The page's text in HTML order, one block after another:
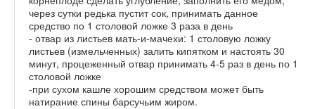
через сутки редька пустит сок, принимать данное
средство по 1 столовой ложке 3 раза в день
- отвар из листьев мать-и-мачехи: 1 столовую ложку
листьев (измельченных) залить кипятком и настоять 30
минут, процеженный отвар принимать 4-5 раз в день по 1
столовой ложке
-при сухом кашле хорошим средством может быть
натирание спины барсучьим жиром.